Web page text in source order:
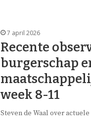
7 april 2026
Recente
burgerschap
week 8-11
Steven de Waal over